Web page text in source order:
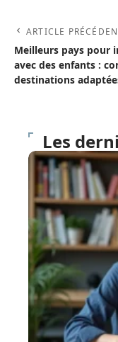
ARTICLE
Meilleurs pays pour
avec des enfants :
destinations
Les